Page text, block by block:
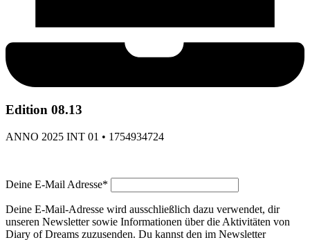
Edition 08.13
ANNO 2025 INT 01 • 1754934724
Deine E-Mail Adresse*
Deine E-Mail-Adresse wird ausschließlich dazu verwendet, dir
unseren Newsletter sowie Informationen über die Aktivitäten von
Diary of Dreams zuzusenden. Du kannst den im Newsletter